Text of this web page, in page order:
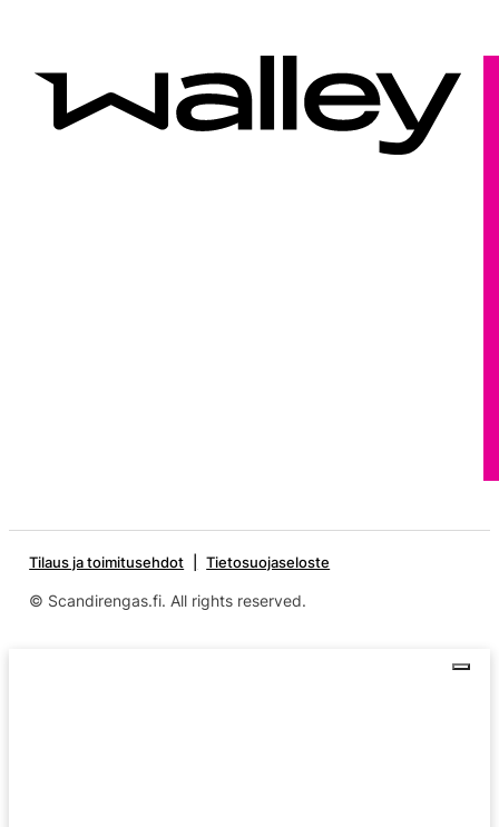
Tilaus ja toimitusehdot Tietosuojaseloste
© Scandirengas.fi. All rights reserved.